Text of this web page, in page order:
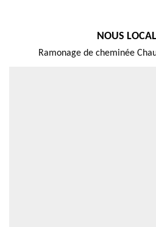
NOUS
Ramonage de cheminée